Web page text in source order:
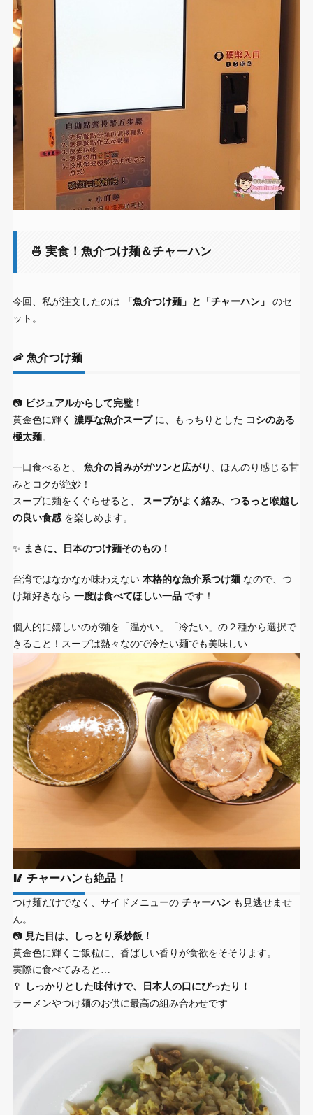
🍜 実食！魚介つけ麺＆チャーハン
今回、私が注文したのは 「魚介つけ麺」と「チャーハン」
のセ
ット。
🦐 魚介つけ麺
📷 ビジュアルからして完璧！
黄金色に輝く 濃厚な魚介スープに、もっちりとした コシのある
極太麺。
一口食べると、 魚介の旨みがガツンと広がり
、ほんのり感じる甘
みとコクが絶妙！
スープに麺をくぐらせると、
スープがよく絡み、つるっと喉越し
の良い食感を楽しめます。
✨ まさに、日本のつけ麺そのもの！
台湾ではなかなか味わえない 本格的な魚介系つけ麺なので、つ
け麺好きなら 一度は食べてほしい一品です！
個人的に嬉しいのが麺を「温かい」「冷たい」の２種から選択で
きること！スープは熱々なので冷たい麺でも美味しい
🥢 チャーハンも絶品！
つけ麺だけでなく、サイドメニューの チャーハンも見逃せませ
ん。
📷 見た目は、しっとり系炒飯！
黄金色に輝くご飯粒に、香ばしい香りが食欲をそそります。
実際に食べてみると…
🥄
しっかりとした味付けで、日本人の口にぴったり！
ラーメンやつけ麺のお供に最高の組み合わせです